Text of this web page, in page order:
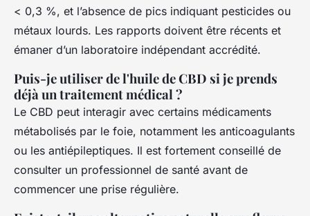
< 0,3 %, et l’absence de pics indiquant pesticides ou
métaux lourds. Les rapports doivent être récents et
émaner d’un laboratoire indépendant accrédité.
Puis-je utiliser de l'huile de CBD si je prends
déjà un traitement médical ?
Le CBD peut interagir avec certains médicaments
métabolisés par le foie, notamment les anticoagulants
ou les antiépileptiques. Il est fortement conseillé de
consulter un professionnel de santé avant de
commencer une prise régulière.